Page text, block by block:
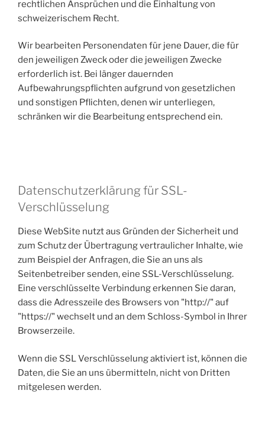
rechtlichen Ansprüchen und die Einhaltung von
schweizerischem Recht.
Wir bearbeiten Personendaten für jene Dauer, die für
den jeweiligen Zweck oder die jeweiligen Zwecke
erforderlich ist. Bei länger dauernden
Aufbewahrungspflichten aufgrund von gesetzlichen
und sonstigen Pflichten, denen wir unterliegen,
schränken wir die Bearbeitung entsprechend ein.
Datenschutzerklärung für SSL-
Verschlüsselung
Diese WebSite nutzt aus Gründen der Sicherheit und
zum Schutz der Übertragung vertraulicher Inhalte, wie
zum Beispiel der Anfragen, die Sie an uns als
Seitenbetreiber senden, eine SSL-Verschlüsselung.
Eine verschlüsselte Verbindung erkennen Sie daran,
dass die Adresszeile des Browsers von "http://" auf
"https://" wechselt und an dem Schloss-Symbol in Ihrer
Browserzeile.
Wenn die SSL Verschlüsselung aktiviert ist, können die
Daten, die Sie an uns übermitteln, nicht von Dritten
mitgelesen werden.